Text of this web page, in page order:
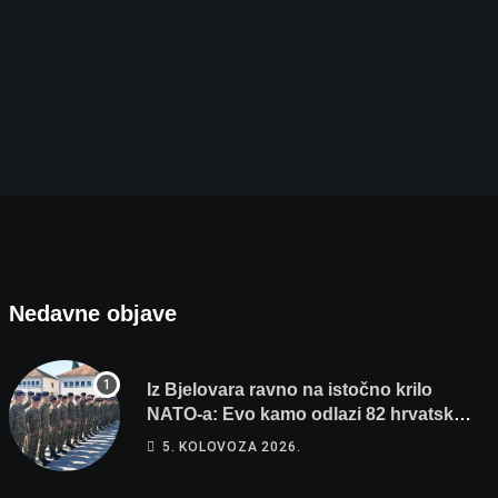
Nedavne objave
Iz Bjelovara ravno na istočno krilo
NATO-a: Evo kamo odlazi 82 hrvatska
vojnika i 6 vojnikinja
5. KOLOVOZA 2026.